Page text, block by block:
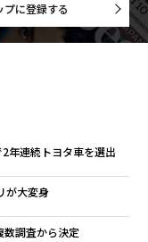
プに登録する
年連続トヨタ車を選出
が大変身
数調査から決定